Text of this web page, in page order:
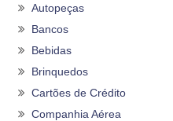
Autopeças
Bancos
Bebidas
Brinquedos
Cartões de Crédito
Companhia Aérea